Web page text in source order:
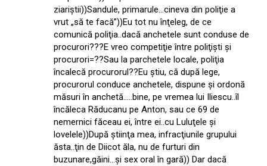
ziariştii))Sandule, primarule…cineva din poliţie a
vrut „să te facă”))Eu tot nu înţeleg, de ce
comunică poliţia..dacă anchetele sunt conduse de
procurori???E vreo competiţie între poliţişti şi
procurori=??Sau la parchetele locale, poliţia
încalecă procurorul??Eu ştiu, că după lege,
procurorul conduce anchetele, dispune şi ordonă
măsuri în anchetă…..bine, pe vremea lui Iliescu..îl
încăleca Răducanu pe Anton, sau ce 69 de
nemernici făceau ei, între ei..cu Luluţele şi
lovelele))După ştiinţa mea, infracţiunile grupului
ăsta..ţin de Diicot ăla, nu de furturi din
buzunare,găini…şi sex oral în gară)) Dar dacă